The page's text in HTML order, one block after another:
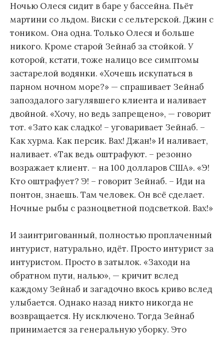
Ночью Олеся сидит в баре у бассейна. Пьёт
мартини со льдом. Виски с сельтерской. Джин с
тоником. Она одна. Только Олеся и больше
никого. Кроме старой Зейнаб за стойкой. У
которой, кстати, тоже налицо все симптомы
застарелой водянки. «Хочешь искупаться в
парном ночном море?» — спрашивает Зейнаб
запоздалого загулявшего клиента и наливает
двойной. «Хочу, но ведь запрещено», — говорит
тот. «Зато как сладко! – уговаривает Зейнаб. –
Как хурма. Как персик. Вах! Джан!» И наливает,
наливает. «Так ведь оштрафуют. – резонно
возражает клиент. – на 100 долларов США». «Э!
Кто оштрафует? Э! – говорит Зейнаб. – Иди на
понтон, знаешь. Там человек. Он всё сделает.
Ночные рыбы с разноцветной подсветкой. Вах!»
И заинтригованный, полностью проплаченный
интурист, натурально, идёт. Просто интурист за
интуристом. Просто в затылок. «Заходи на
обратном пути, налью», — кричит вслед
каждому Зейнаб и загадочно вкось криво вслед
улыбается. Однако назад никто никогда не
возвращается. Ну исключено. Тогда Зейнаб
принимается за генеральную уборку. Это